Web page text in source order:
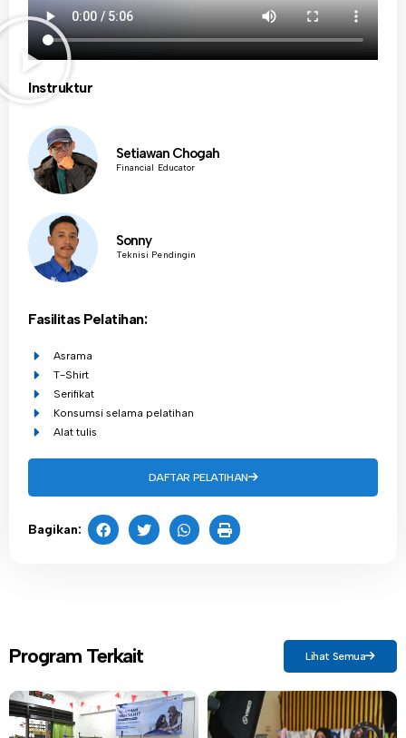
Instruktur
Setiawan Chogah
Financial Educator
Sonny
Teknisi Pendingin
Fasilitas Pelatihan:
Asrama
T-Shirt
Serifikat
Konsumsi selama pelatihan
Alat tulis
DAFTAR PELATIHAN
Bagikan:
Program Terkait Lihat Semua